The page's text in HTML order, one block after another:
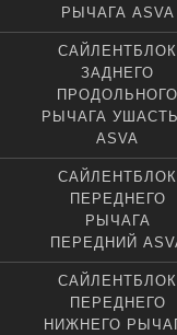
РЫЧАГА ASVA
САЙЛЕНТБЛОК
ЗАДНЕГО
ПРОДОЛЬНОГО
РЫЧАГА
ASVA
САЙЛЕНТБЛОК
ПЕРЕДНЕГО
РЫЧАГА
ПЕРЕДНИЙ
САЙЛЕНТБЛОК
ПЕРЕДНЕГО
НИЖНЕГО